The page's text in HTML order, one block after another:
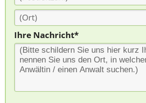
Ihre Nachricht*